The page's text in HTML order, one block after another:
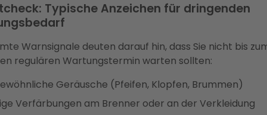
Typische Anzeichen für dringenden
Warnsignale deuten darauf hin, dass Sie nicht bis
regulären Wartungstermin warten sollten:
Geräusche (Pfeifen, Klopfen, Brummen)
Verfärbungen am Brenner oder an der Verkleidung